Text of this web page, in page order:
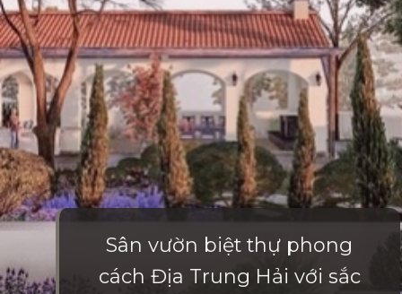
Sân vườn biệt thự phong
cách Địa Trung Hải với sắc